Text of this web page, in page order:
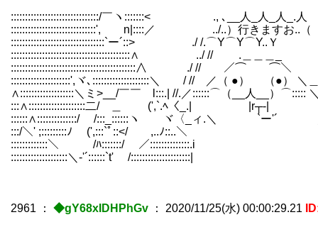
:::::::::::::::::::::::::::::::/￣ヽ:::::::< ., ､__人_人_
::::::::::::::::::::::::::::::', n|::::／ ../..）行きます
:::::::::::::::::::::::::::::::::`ー´::> ./ /.⌒Y⌒Y⌒Y..
::::::::::::::::::::::::::::::::::::::::::∧ ../ // .＿＿＿
::::::::::::::::::::::::::::::::::::::::::::∧ ./ // ／⌒ ⌒＼
:::::::::::::::::::::',ヾ､::::::::::::::::::::＼ / // ／（ ●） （●）
∧:::::::::::::::::::＼ミ>__/￣￣ l:::.| //.／::::::⌒（__人__）
:::∧::::::::::::::::::::二/ ＿ (',`.ﾍ〈_.| |r┬-| |
::::::∧::::::::::::::/ /:::_::::::ヽ ヾ〈_ィ.＼ `ー'´ ／
:::/＼' ;:::::::::ﾉ (',:::`ﾟ::</ ,..ﾉ::..＼ .／ .／
:::::::::::::＼￣ /ﾊ:::::::/ ／::::::::::::::.i ./ ＼／
::::::::::::::::::::＼‐'´::::::`t' /:::::::::::::::::::::| i /
2961 ： ◆gY68xIDHPhGv ： 2020/11/25(水) 00:00:29.21